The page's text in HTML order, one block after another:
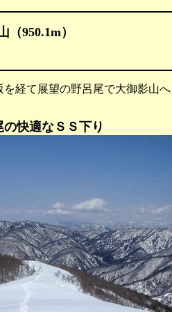
（950.1m）
て展望の野呂尾で大御影山へ
快適なＳＳ下り